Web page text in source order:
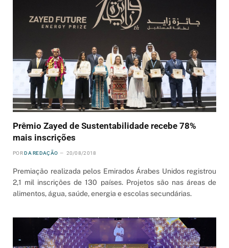
Prêmio Zayed de Sustentabilidade recebe 78%
mais inscrições
POR DA REDAÇÃO 20/08/2018
Premiação realizada pelos Emirados Árabes Unidos registrou
2,1 mil inscrições de 130 países. Projetos são nas áreas de
alimentos, água, saúde, energia e escolas secundárias.